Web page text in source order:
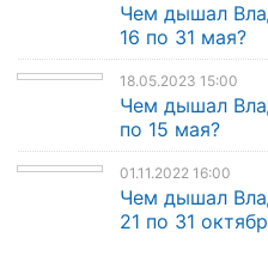
Чем дышал
16 по 31 мая?
18.05.2023 15:00
Чем дышал
по 15 мая?
01.11.2022 16:00
Чем дышал
21 по 31